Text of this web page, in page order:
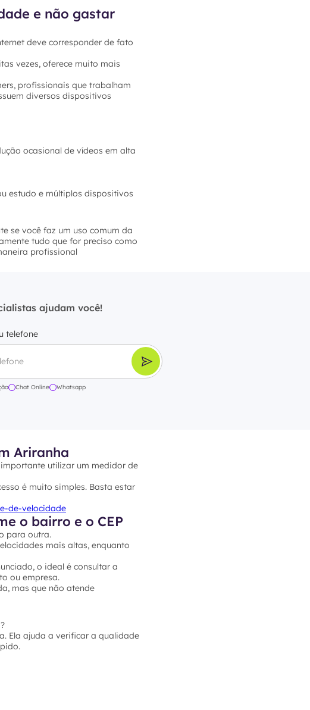
e não gastar
deve corresponder de fato
vezes, oferece muito mais
profissionais que trabalham
diversos dispositivos
ocasional de vídeos em alta
estudo e múltiplos dispositivos
se você faz um uso comum da
tudo que for preciso como
profissional
ajudam você!
telefone
Chat Online Whatsapp
Ariranha
utilizar um medidor de
é muito simples. Basta estar
de-velocidade
o bairro e o CEP
para outra.
mais altas, enquanto
o ideal é consultar a
ou empresa.
mas que não atende
Ela ajuda a verificar a qualidade